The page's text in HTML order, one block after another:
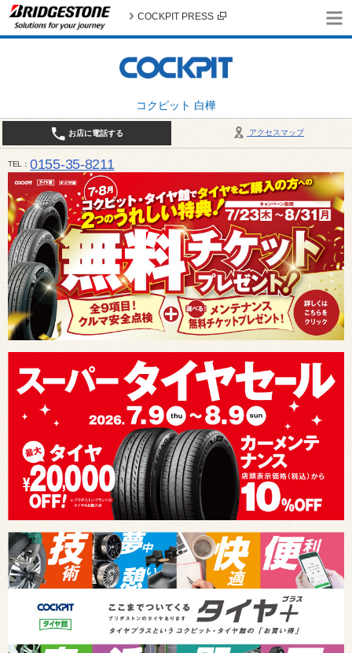
コクピット 白樺
COCKPIT PRESS
アクセスマップ
お店に電話する
TEL 0155-35-8211
10:00～18:30 （作業受付17:30最終） / 定休日：7月定休日 1日、7日、8日、14日、15日、21